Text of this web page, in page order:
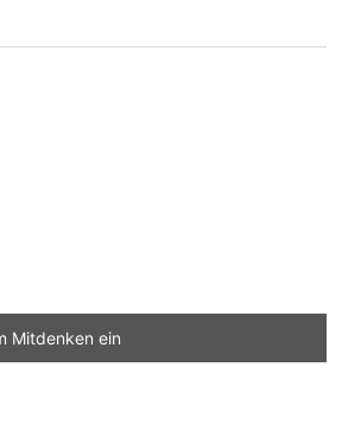
Mitdenken ein